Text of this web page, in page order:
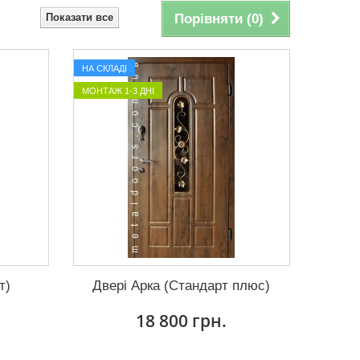
Порівняти (0)
Показати все
НА СКЛАДІ
МОНТАЖ 1-3 ДНІ
Двері Арка (Стандарт плюс)
18 800 грн.